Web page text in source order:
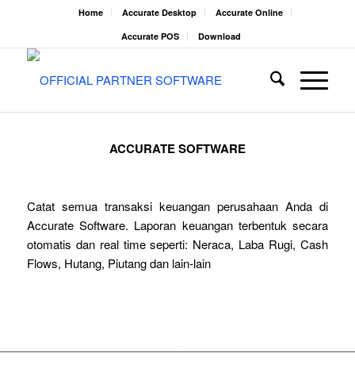
Home Accurate Desktop
Accurate Online
Accurate POS
Download
ACCURATE SOFTWARE
Catat semua transaksi keuangan perusahaan Anda di
Accurate Software. Laporan keuangan terbentuk secara
otomatis dan real time seperti: Neraca, Laba Rugi, Cash
Flows, Hutang, Piutang dan lain-lain